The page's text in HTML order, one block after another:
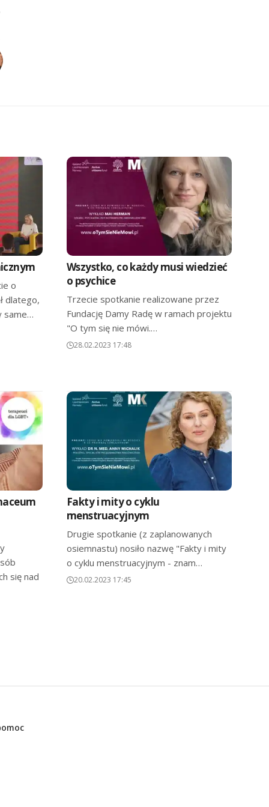
o
dlatego,
same…
Wszystko, co każdy musi wiedzieć
o psychice
Trzecie spotkanie realizowane przez
Fundację Damy Radę w ramach projektu
"O tym się nie mówi.…
28.02.2023 17:48
się nad
Fakty i mity o cyklu
menstruacyjnym
Drugie spotkanie (z zaplanowanych
osiemnastu) nosiło nazwę "Fakty i mity
o cyklu menstruacyjnym - znam…
20.02.2023 17:45